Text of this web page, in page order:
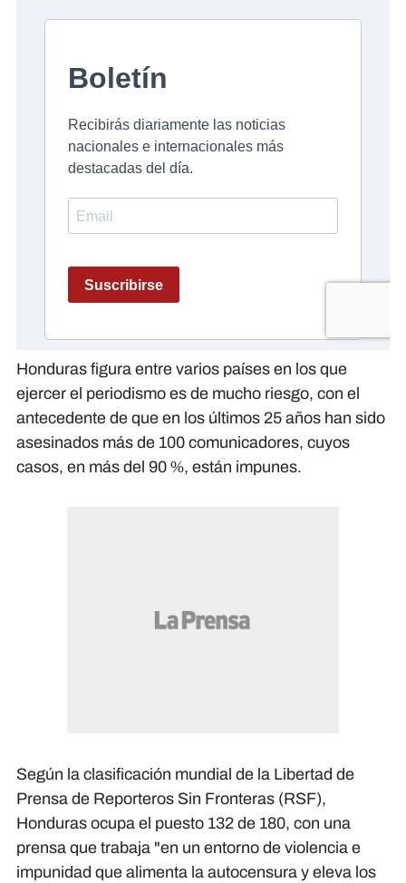
Honduras figura entre varios países en los que
ejercer el periodismo es de mucho riesgo, con el
antecedente de que en los últimos 25 años han sido
asesinados más de 100 comunicadores, cuyos
casos, en más del 90 %, están impunes.
Según la clasificación mundial de la Libertad de
Prensa de Reporteros Sin Fronteras (RSF),
Honduras ocupa el puesto 132 de 180, con una
prensa que trabaja "en un entorno de violencia e
impunidad que alimenta la autocensura y eleva los